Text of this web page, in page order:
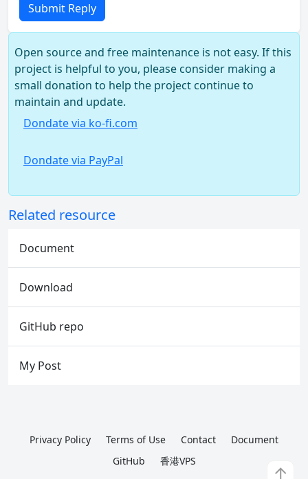
Submit Reply
Open source and free maintenance is not easy. If this
project is helpful to you, please consider making a
small donation to help the project continue to
maintain and update.
Dondate via ko-fi.com
Dondate via PayPal
Related resource
Document
Download
GitHub repo
My Post
↑
Privacy Policy Terms of Use Contact
Document
GitHub
香港VPS